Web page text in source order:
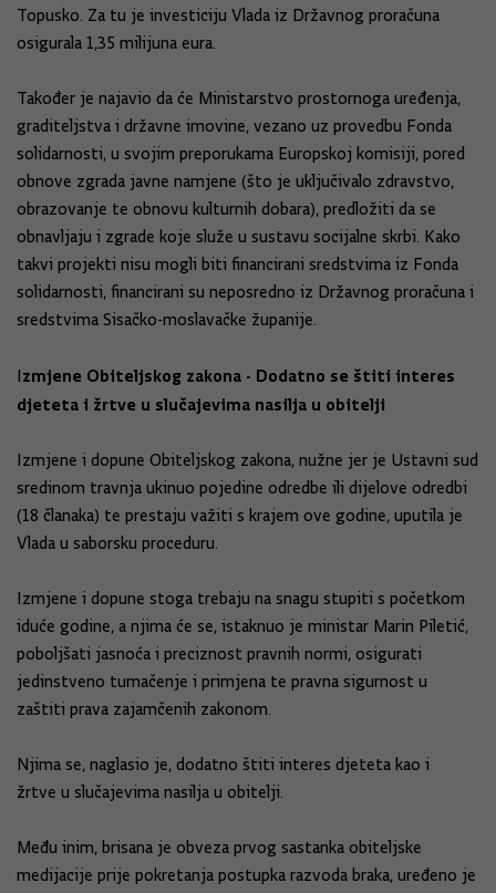
Topusko. Za tu je investiciju Vlada iz Državnog proračuna
osigurala 1,35 milijuna eura.
Također je najavio da će Ministarstvo prostornoga uređenja,
graditeljstva i državne imovine, vezano uz provedbu Fonda
solidarnosti, u svojim preporukama Europskoj komisiji, pored
obnove zgrada javne namjene (što je uključivalo zdravstvo,
obrazovanje te obnovu kulturnih dobara), predložiti da se
obnavljaju i zgrade koje služe u sustavu socijalne skrbi. Kako
takvi projekti nisu mogli biti financirani sredstvima iz Fonda
solidarnosti, financirani su neposredno iz Državnog proračuna i
sredstvima Sisačko-moslavačke županije.
Izmjene Obiteljskog zakona - Dodatno se štiti interes
djeteta i žrtve u slučajevima nasilja u obitelji
Izmjene i dopune Obiteljskog zakona, nužne jer je Ustavni sud
sredinom travnja ukinuo pojedine odredbe ili dijelove odredbi
(18 članaka) te prestaju važiti s krajem ove godine, uputila je
Vlada u saborsku proceduru.
Izmjene i dopune stoga trebaju na snagu stupiti s početkom
iduće godine, a njima će se, istaknuo je ministar Marin Piletić,
poboljšati jasnoća i preciznost pravnih normi, osigurati
jedinstveno tumačenje i primjena te pravna sigurnost u
zaštiti prava zajamčenih zakonom.
Njima se, naglasio je, dodatno štiti interes djeteta kao i
žrtve u slučajevima nasilja u obitelji.
Među inim, brisana je obveza prvog sastanka obiteljske
medijacije prije pokretanja postupka razvoda braka, uređeno je